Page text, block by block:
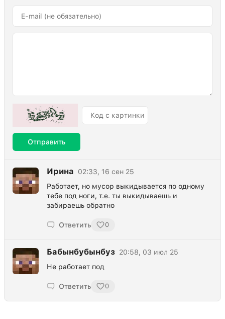
Отправить
Ирина
02:33, 16 сен 25
Работает, но мусор выкидывается по одному
тебе под ноги, т.е. ты выкидываешь и
забираешь обратно
Ответить 0
Бабынбубынбуз 20:58, 03 июл 25
Не работает под
Ответить 0